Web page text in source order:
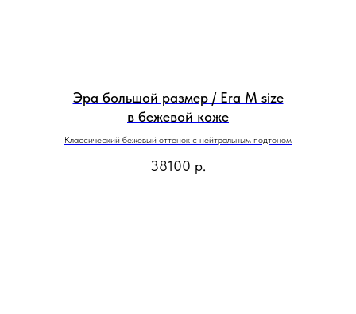
Эра большой размер / Era M size
в бежевой коже
Классический бежевый оттенок с нейтральным подтоном
38100 р.